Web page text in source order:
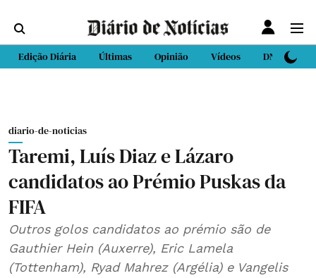
Edição Diária Últimas Opinião Vídeos DN Sport
diario-de-noticias
Taremi, Luís Diaz e Lázaro
candidatos ao Prémio Puskas da
FIFA
Outros golos candidatos ao prémio são de
Gauthier Hein (Auxerre), Eric Lamela
(Tottenham), Ryad Mahrez (Argélia) e Vangelis